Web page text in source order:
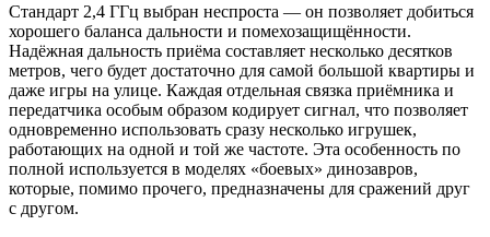
Стандарт 2,4 ГГц выбран неспроста — он позволяет добиться
хорошего баланса дальности и помехозащищённости.
Надёжная дальность приёма составляет несколько десятков
метров, чего будет достаточно для самой большой квартиры и
даже игры на улице. Каждая отдельная связка приёмника и
передатчика особым образом кодирует сигнал, что позволяет
одновременно использовать сразу несколько игрушек,
работающих на одной и той же частоте. Эта особенность по
полной используется в моделях «боевых» динозавров,
которые, помимо прочего, предназначены для сражений друг
с другом.